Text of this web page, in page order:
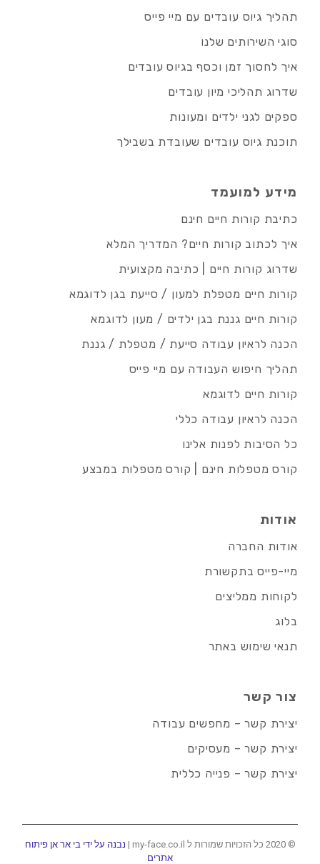
תהליך גיוס עובדים עם מיי פייס
סוגי השירותים שלנו
איך לחסוך זמן וכסף בגיוס עובדים
שדרוג תהליכי מיון עובדים
ספקים לגני ילדים ומעונות
תוכנת גיוס עובדים שעובדת בשבילך
מידע למועמד
כתיבת קורות חיים חינם
איך לכתוב קורות חיים? המדריך המלא
שדרוג קורות חיים | כתיבה מקצועית
קורות חיים מטפלת למעון / סייעת בגן לדוגמא
קורות חיים גננת בגן ילדים / מעון לדוגמא
הכנה לראיון עבודה סייעת / מטפלת / גננת
תהליך חיפוש העבודה עם מיי פייס
קורות חיים לדוגמא
הכנה לראיון עבודה כללי
כל הסיבות לפנות אלינו
קורס מטפלות חינם | קורס מטפלות במבצע
אודות
אודות החברה
מיי-פייס בתקשורת
לקוחות ממליצים
בלוג
תנאי שימוש באתר
צור קשר
יצירת קשר – מחפשים עבודה
יצירת קשר – מעסיקים
יצירת קשר – פנייה כללית
© 2020 כל הזכויות שמורות ל my-face.co.il |
נבנה על ידי בי אר אן פיתוח
אתרים